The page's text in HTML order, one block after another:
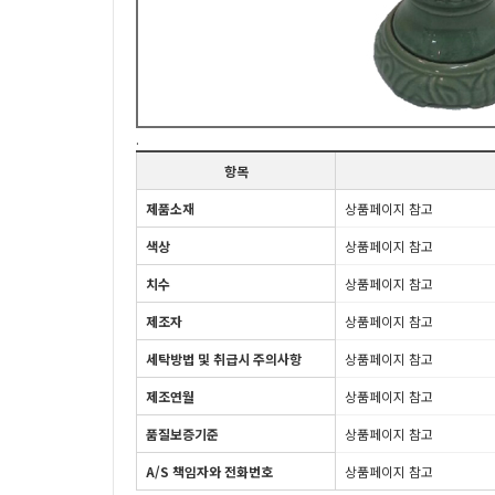
.
항목
제품소재
상품페이지 참고
색상
상품페이지 참고
치수
상품페이지 참고
제조자
상품페이지 참고
세탁방법 및 취급시 주의사항
상품페이지 참고
제조연월
상품페이지 참고
품질보증기준
상품페이지 참고
A/S 책임자와 전화번호
상품페이지 참고